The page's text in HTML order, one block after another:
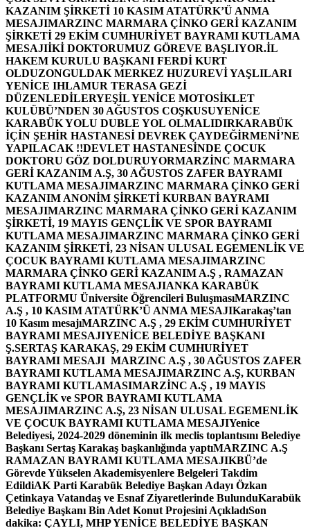
KAZANIM ŞİRKETİ 10 KASIM ATATÜRK’Ü ANMA
MESAJIMARZINC MARMARA ÇİNKO GERİ KAZANIM
ŞİRKETİ 29 EKİM CUMHURİYET BAYRAMI KUTLAMA
MESAJIİKİ DOKTORUMUZ GÖREVE BAŞLIYOR.İL
HAKEM KURULU BAŞKANI FERDİ KURT
OLDUZONGULDAK MERKEZ HUZUREVİ YAŞLILARI
YENİCE IHLAMUR TERASA GEZİ
DÜZENLEDİLERYEŞİL YENİCE MOTOSİKLET
KULÜBÜ’NDEN 30 AĞUSTOS COŞKUSUYENİCE
KARABÜK YOLU DUBLE YOL OLMALIDIRKARABÜK
İÇİN ŞEHİR HASTANESİ DEVREK ÇAYDEĞİRMENİ’NE
YAPILACAK !!DEVLET HASTANESİNDE ÇOCUK
DOKTORU GÖZ DOLDURUYORMARZİNC MARMARA
GERİ KAZANIM A.Ş, 30 AĞUSTOS ZAFER BAYRAMI
KUTLAMA MESAJIMARZINC MARMARA ÇİNKO GERİ
KAZANIM ANONİM ŞİRKETİ KURBAN BAYRAMI
MESAJIMARZINC MARMARA ÇİNKO GERİ KAZANIM
ŞİRKETİ, 19 MAYIS GENÇLİK VE SPOR BAYRAMI
KUTLAMA MESAJIMARZINC MARMARA ÇİNKO GERİ
KAZANIM ŞİRKETİ, 23 NİSAN ULUSAL EGEMENLİK VE
ÇOCUK BAYRAMI KUTLAMA MESAJIMARZINC
MARMARA ÇİNKO GERİ KAZANIM A.Ş , RAMAZAN
BAYRAMI KUTLAMA MESAJIANKA KARABÜK
PLATFORMU Üniversite Öğrencileri BuluşmasıMARZINC
A.Ş , 10 KASIM ATATÜRK’Ü ANMA MESAJIKarakaş’tan
10 Kasım mesajıMARZINC A.Ş , 29 EKİM CUMHURİYET
BAYRAMI MESAJIYENİCE BELEDİYE BAŞKANI
Ş.SERTAŞ KARAKAŞ, 29 EKİM CUMHURİYET
BAYRAMI MESAJI MARZINC A.Ş , 30 AĞUSTOS ZAFER
BAYRAMI KUTLAMA MESAJIMARZINC A.Ş, KURBAN
BAYRAMI KUTLAMASIMARZİNC A.Ş , 19 MAYIS
GENÇLİK ve SPOR BAYRAMI KUTLAMA
MESAJIMARZINC A.Ş, 23 NİSAN ULUSAL EGEMENLİK
VE ÇOCUK BAYRAMI KUTLAMA MESAJIYenice
Belediyesi, 2024-2029 döneminin ilk meclis toplantısını Belediye
Başkanı Sertaş Karakaş başkanlığında yaptıMARZINC A.Ş
RAMAZAN BAYRAMI KUTLAMA MESAJIKBÜ’de
Görevde Yükselen Akademisyenlere Belgeleri Takdim
EdildiAK Parti Karabük Belediye Başkan Adayı Özkan
Çetinkaya Vatandaş ve Esnaf Ziyaretlerinde BulunduKarabük
Belediye Başkanı Bin Adet Konut Projesini AçıkladıSon
dakika: ÇAYLI, MHP YENİCE BELEDİYE BAŞKAN